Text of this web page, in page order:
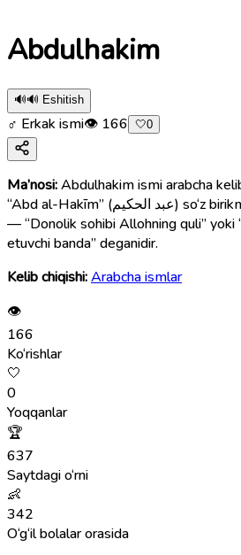
Abdulhakim
🔊🔊 Eshitish
♂ Erkak ismi👁 166 🤍0
Ma’nosi:Abdulhakim ismi arabcha
“Abd al-Hakīm” (عبد الحكيم) so‘z birikmasidan olingan. Ma’nosi
— “Donolik sohibi Allohning quli” yoki
etuvchi banda” deganidir.
Kelib chiqishi:Arabcha ismlar
👁
166
Ko‘rishlar
🤍
0
Yoqqanlar
🏆
637
Saytdagi o‘rni
👶
342
O‘g‘il bolalar orasida